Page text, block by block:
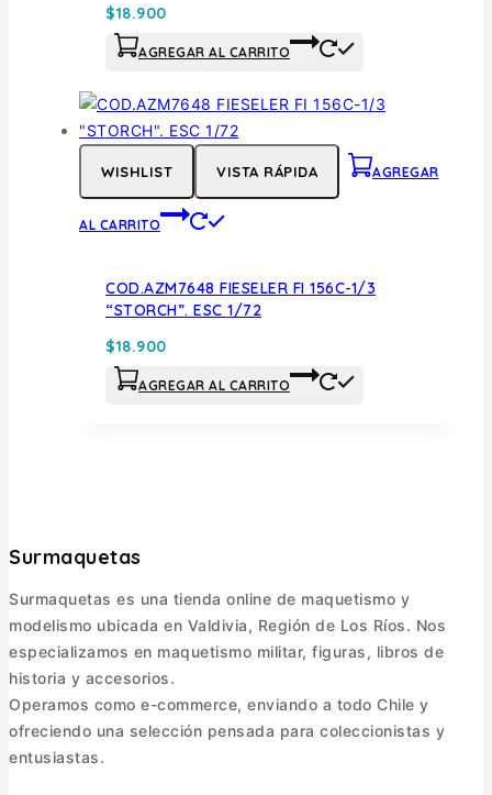
$18.900
AGREGAR AL CARRITO
WISHLIST VISTA RÁPIDA AGREGAR
AL CARRITO
COD.AZM7648 FIESELER FI 156C-1/3
“STORCH”. ESC 1/72
$18.900
AGREGAR AL CARRITO
Surmaquetas
Surmaquetas es una tienda online de maquetismo y
modelismo ubicada en Valdivia, Región de Los Ríos. Nos
especializamos en maquetismo militar, figuras, libros de
historia y accesorios.
Operamos como e-commerce, enviando a todo Chile y
ofreciendo una selección pensada para coleccionistas y
entusiastas.